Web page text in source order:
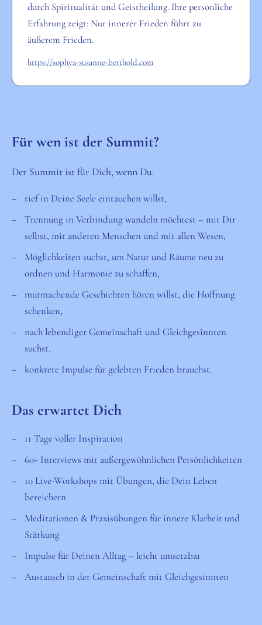
durch Spiritualität und Geistheilung. Ihre persönliche
Erfahrung zeigt: Nur innerer Frieden führt zu
äußerem Frieden.
https://sophya-susanne-berthold.com
Für wen ist der Summit?
Der Summit ist für Dich, wenn Du:
tief in Deine Seele eintauchen willst,
Trennung in Verbindung wandeln möchtest – mit Dir
selbst, mit anderen Menschen und mit allen Wesen,
Möglichkeiten suchst, um Natur und Räume neu zu
ordnen und Harmonie zu schaffen,
mutmachende Geschichten hören willst, die Hoffnung
schenken,
nach lebendiger Gemeinschaft und Gleichgesinnten
suchst,
konkrete Impulse für gelebten Frieden brauchst.
Das erwartet Dich
11 Tage voller Inspiration
60+ Interviews mit außergewöhnlichen Persönlichkeiten
10 Live-Workshops mit Übungen, die Dein Leben
bereichern
Meditationen & Praxisübungen für innere Klarheit und
Stärkung
Impulse für Deinen Alltag – leicht umsetzbar
Austausch in der Gemeinschaft mit Gleichgesinnten